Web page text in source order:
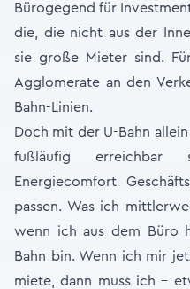
Bürogegend für
die, die nicht aus der
sie große Mieter sind.
Agglomerate an den
Bahn-Linien.
Doch mit der U-Bahn
fußläufig erreichbar
Energiecomfort
passen. Was ich
wenn ich aus dem Büro
Bahn bin. Wenn ich mir
miete, dann muss ich -